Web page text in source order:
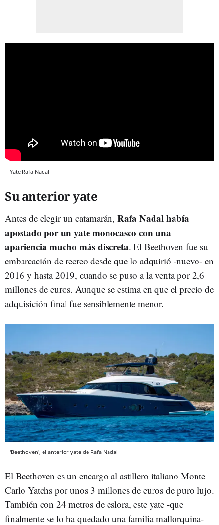
Yate Rafa Nadal
Su anterior yate
Antes de elegir un catamarán, Rafa Nadal había
apostado por un yate monocasco con una
apariencia mucho más discreta. El Beethoven fue su
embarcación de recreo desde que lo adquirió -nuevo- en
2016 y hasta 2019, cuando se puso a la venta por 2,6
millones de euros. Aunque se estima en que el precio de
adquisición final fue sensiblemente menor.
'Beethoven', el anterior yate de Rafa Nadal
El Beethoven es un encargo al astillero italiano Monte
Carlo Yatchs por unos 3 millones de euros de puro lujo.
También con 24 metros de eslora, este yate -que
finalmente se lo ha quedado una familia mallorquina-